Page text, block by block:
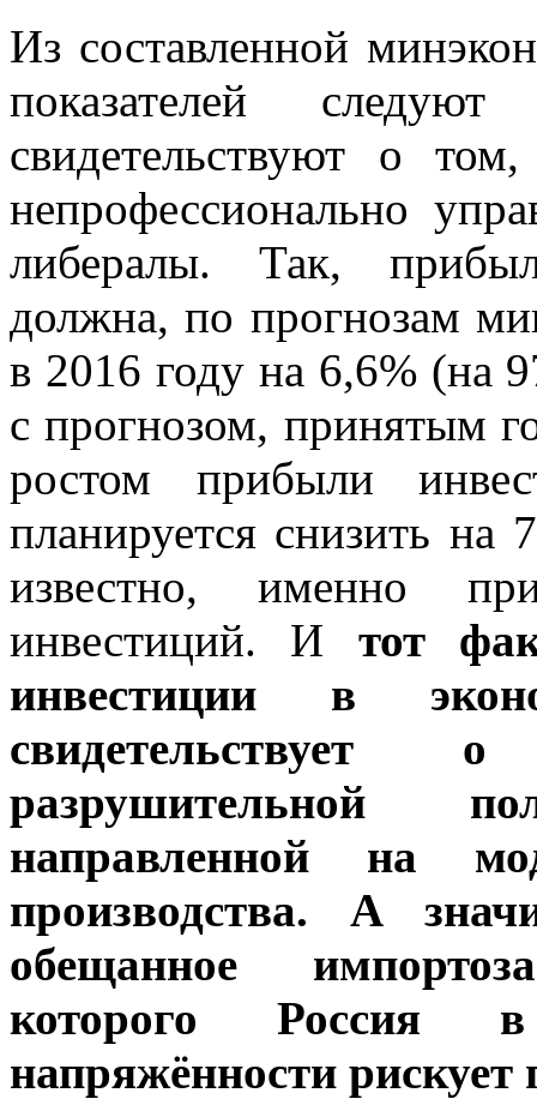
Из составленной
показателей
свидетельствуют о том,
непрофессионально
либералы. Так,
должна, по прогнозам
в 2016 году на 6,6% (на
с прогнозом, принятым
ростом прибыли
планируется снизить
известно, именно
инвестиций. И тот
инвестиции в
свидетельствует
разрушительной
направленной на
производства. А
обещанное
которого Россия
напряжённости рискует